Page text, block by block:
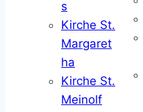
s
Kirche St.
Margaret
ha
Kirche St.
Meinolf